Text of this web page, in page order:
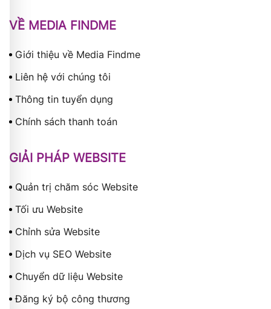
VỀ MEDIA FINDME
Giới thiệu về Media Findme
Liên hệ với chúng tôi
Thông tin tuyển dụng
Chính sách thanh toán
GIẢI PHÁP WEBSITE
Quản trị chăm sóc Website
Tối ưu Website
Chỉnh sửa Website
Dịch vụ SEO Website
Chuyển dữ liệu Website
Đăng ký bộ công thương